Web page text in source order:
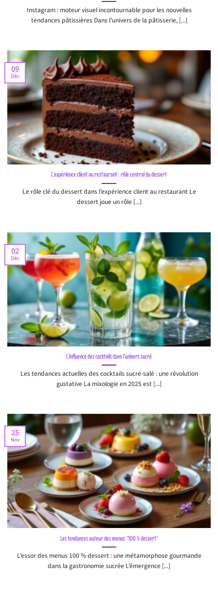
Instagram : moteur visuel incontournable pour les nouvelles
tendances pâtissières Dans l’univers de la pâtisserie, [...]
L’expérience client au restaurant : rôle central du dessert
Le rôle clé du dessert dans l’expérience client au restaurant Le
dessert joue un rôle [...]
09
Déc
L’influence des cocktails dans l’univers sucré
Les tendances actuelles des cocktails sucré-salé : une révolution
gustative La mixologie en 2025 est [...]
02
Déc
Les tendances autour des menus “100 % dessert”
L’essor des menus 100 % dessert : une métamorphose gourmande
dans la gastronomie sucrée L’émergence [...]
25
Nov